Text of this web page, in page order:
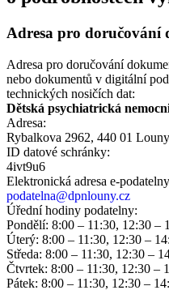
Adresa pro doručování
Adresa pro doručování
nebo dokumentů v digitální
technických nosičích dat:
Dětská psychiatrická
Adresa:
Rybalkova 2962, 440 01 Louny
ID datové schránky:
4ivt9u6
Elektronická adresa
podatelna@dpnlouny.cz
Úřední hodiny podatelny:
Pondělí: 8:00 – 11:30, 12:30 –
Úterý: 8:00 – 11:30, 12:30 –
Středa: 8:00 – 11:30, 12:30 –
Čtvrtek: 8:00 – 11:30, 12:30 –
Pátek: 8:00 – 11:30, 12:30 –